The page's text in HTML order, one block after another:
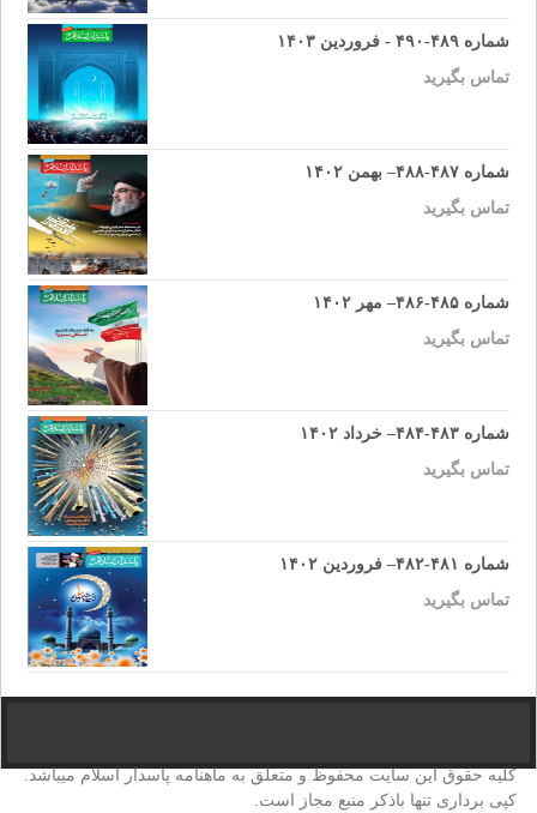
شماره ۴۸۹-۴۹۰ - فروردین ۱۴۰۳
تماس بگیرید
شماره ۴۸۷-۴۸۸– بهمن ۱۴۰۲
تماس بگیرید
شماره ۴۸۵-۴۸۶– مهر ۱۴۰۲
تماس بگیرید
شماره ۴۸۳-۴۸۴– خرداد ۱۴۰۲
تماس بگیرید
شماره ۴۸۱-۴۸۲– فروردین ۱۴۰۲
تماس بگیرید
کلیه حقوق این سایت محفوظ و متعلق به ماهنامه پاسدار اسلام میباشد.
کپی برداری تنها باذکر منبع مجاز است.